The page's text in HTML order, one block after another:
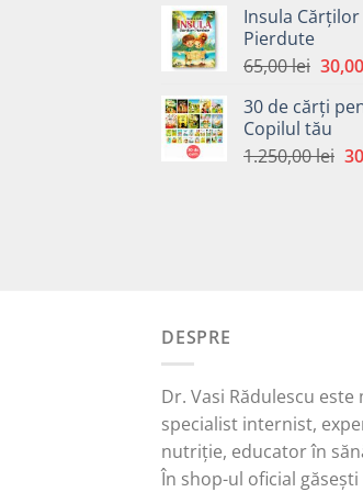
a
Insula Cărților
Pierdute
65,00lei Prețul
a
fost:
30,00
30 de cărți
Copilul tău
1.250,00lei
DESPRE
Dr. Vasi Rădulescu este
specialist internist,
nutriție, educator în
În shop-ul oficial găsești